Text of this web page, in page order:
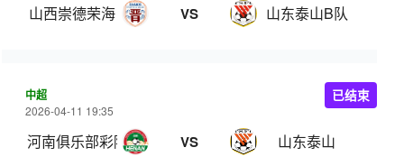
山西崇德荣海 VS 山东泰山B队
中超
2026-04-11 19:35
河南俱乐部彩陶坊 VS 山东泰山
已结束